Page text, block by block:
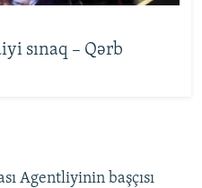
sınaq – Qərb
Agentliyinin başçısı